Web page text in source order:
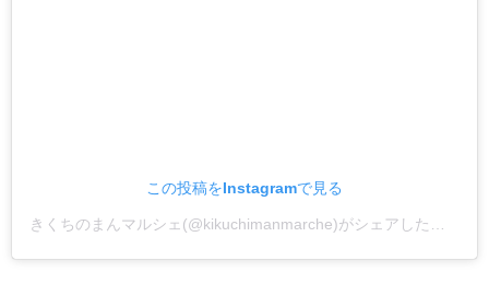
この投稿をInstagramで見る
きくちのまんマルシェ(@kikuchimanmarche)がシェアした投稿